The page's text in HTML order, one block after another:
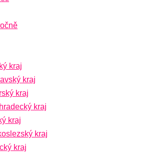
kraj
kraj
kraj
kraj
kraj
kraj
kraj